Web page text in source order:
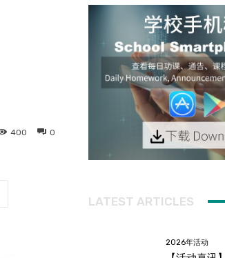
0
400
LATEST ARTICLES
2026年活动